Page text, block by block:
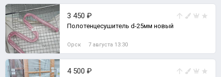
3 450 ₽
Полотенцесушитель d-25мм новый
Орск 7 августа 13:30
4 500 ₽